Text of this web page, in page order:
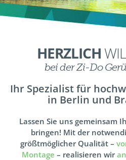
HERZLICH
bei der Zi-Do
Ihr Spezialist für
in Berlin und
Lassen Sie uns gemeinsam
bringen! Mit der
größtmöglicher Qualität –
Montage – realisieren wir